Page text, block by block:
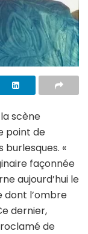
scène
point de
«
façonnée
aujourd’hui le
dont l’ombre
dernier,
de